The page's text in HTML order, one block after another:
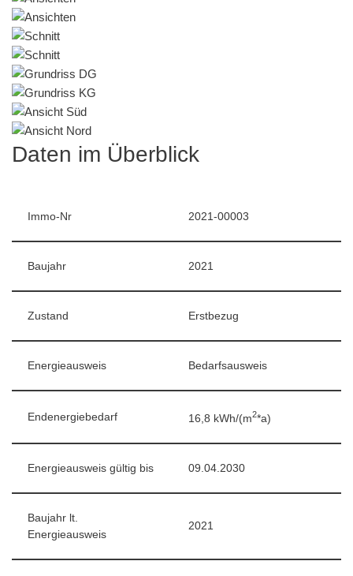
Daten im Überblick
Immo-Nr 2021-00003
Baujahr 2021
Zustand Erstbezug
Energieausweis Bedarfsausweis
Endenergiebedarf 16,8 kWh/(m2*a)
Energieausweis gültig bis 09.04.2030
Baujahr lt.
Energieausweis
2021